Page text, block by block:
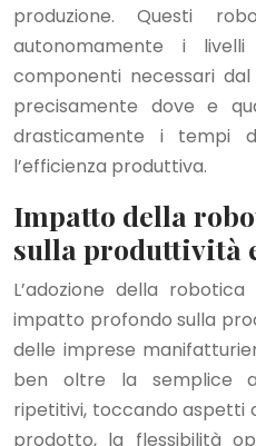
produzione. Questi
autonomamente i
componenti necessari
precisamente dove e
drasticamente i tempi
l’efficienza produttiva.
Impatto della
sulla produttività
L’adozione della
impatto profondo sulla
delle imprese
ben oltre la semplice
ripetitivi, toccando aspetti
prodotto, la flessibilità